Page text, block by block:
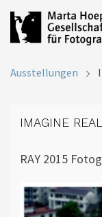
Ausstellungen
IMAGINE
RAY 2015